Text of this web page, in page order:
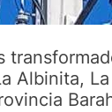
Albinita,